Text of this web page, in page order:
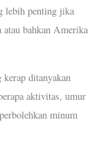
lebih penting jika
atau bahkan Amerika
kerap ditanyakan
aktivitas, umur
minum